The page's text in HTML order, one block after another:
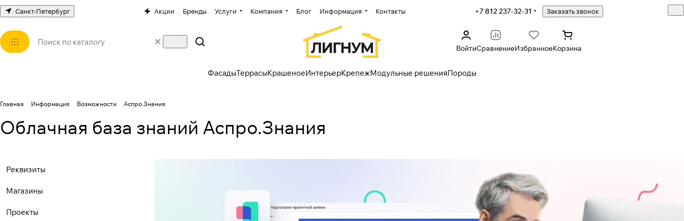
Санкт-Петербург Акции Бренды Услуги Компания Блог Информация Контакты +7 812 237-32-31 Заказать звонок
ВойтиСравнениеИзбранноеКорзина
ФасадыТеррасыКрашеноеИнтерьерКрепежМодульные решенияПороды
Главная Информация Возможности Аспро.Знания
Облачная база знаний Аспро.Знания
Реквизиты
Магазины
Проекты